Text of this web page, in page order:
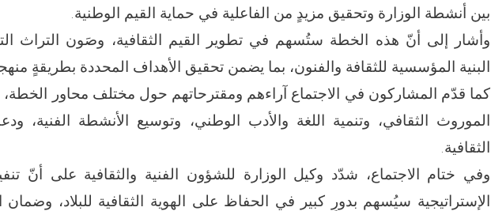
بين أنشطة الوزارة وتحقيق مزيدٍ من الفاعلية في حماية القيم الوطنية.
وأشار إلى أنّ هذه الخطة ستُسهم في تطوير القيم الثقافية، وصَون التراث
البنية المؤسسية للثقافة والفنون، بما يضمن تحقيق الأهداف المحددة بطريقةٍ
كما قدّم المشاركون في الاجتماع آراءهم ومقترحاتهم حول مختلف محاور الخطة،
الموروث الثقافي، وتنمية اللغة والأدب الوطني، وتوسيع الأنشطة الفنية،
الثقافية.
وفي ختام الاجتماع، شدّد وكيل الوزارة للشؤون الفنية والثقافية على أنّ
الإستراتيجية سيُسهم بدورٍ كبير في الحفاظ على الهوية الثقافية للبلاد، وضمان